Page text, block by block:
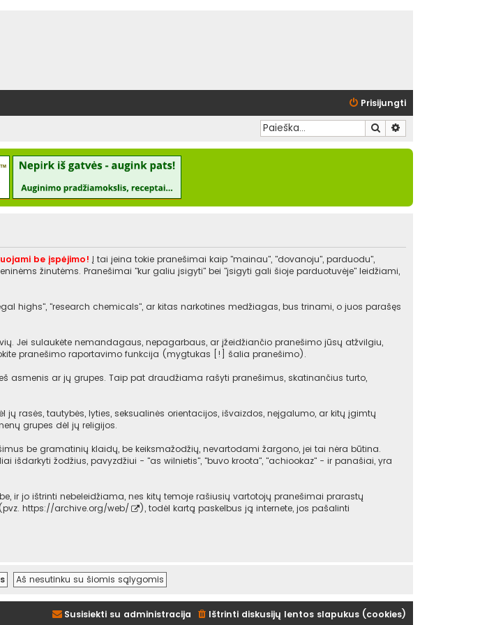
Prisijungti
Ieškoti
be įspėjimo! Į tai įeina tokie pranešimai kaip "mainau", "dovanoju", parduodu",
žinutėms. Pranešimai "kur galiu įsigyti" bei "įsigyti gali šioje parduotuvėje" leidžiami,
highs", "research chemicals", ar kitas narkotines medžiagas, bus trinami, o juos parašęs
Jei sulaukėte nemandagaus, nepagarbaus, ar įžeidžiančio pranešimo jūsų atžvilgiu,
pranešimo raportavimo funkcija (mygtukas [!] šalia pranešimo).
asmenis ar jų grupes. Taip pat draudžiama rašyti pranešimus, skatinančius turto,
rasės, tautybės, lyties, seksualinės orientacijos, išvaizdos, neįgalumo, ar kitų įgimtų
grupes dėl jų religijos.
be gramatinių klaidų, be keiksmažodžių, nevartodami žargono, jei tai nėra būtina.
išdarkyti žodžius, pavyzdžiui - "as wilnietis", "buvo kroota", "achiookaz" - ir panašiai, yra
ir jo ištrinti nebeleidžiama, nes kitų temoje rašiusių vartotojų pranešimai prarastų
https://archive.org/web/
), todėl kartą paskelbus ją internete, jos pašalinti
Ištrinti diskusijų lentos slapukus (cookies)
Susisiekti su administracija